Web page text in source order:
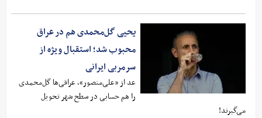
یحیی گل‌محمدی هم در عراق
محبوب شد؛ استقبال ویژه از
سرمربی ایرانی
عد از «علی‌منصور»، عراقی‌ها گل‌محمدی
را هم حسابی در سطح شهر تحویل
می‌گیرند!